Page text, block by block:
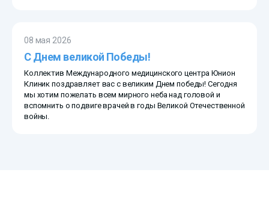
08 мая 2026
С Днем великой Победы!
Коллектив Международного медицинского центра Юнион
Клиник поздравляет вас с великим Днем победы! Сегодня
мы хотим пожелать всем мирного неба над головой и
вспомнить о подвиге врачей в годы Великой Отечественной
войны.